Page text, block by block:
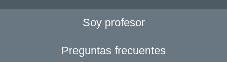
Soy profesor
Preguntas frecuentes